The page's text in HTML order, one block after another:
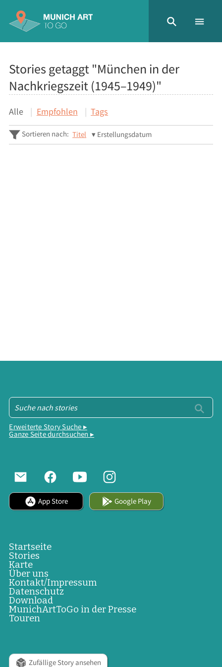
Stories getaggt "München in der
Nachkriegszeit (1945–1949)"
Alle Empfohlen Tags
Sortieren nach: Titel Erstellungsdatum
Erweiterte Story Suche ▸
Ganze Seite durchsuchen ▸
App Store Google Play
Startseite
Stories
Karte
Über uns
Kontakt/Impressum
Datenschutz
Download
MunichArtToGo in der Presse
Touren
Zufällige Story ansehen